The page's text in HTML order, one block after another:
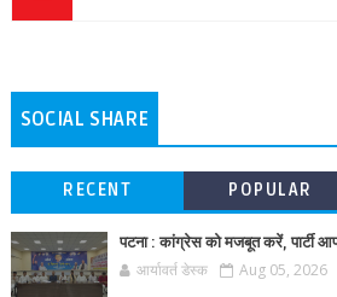
SOCIAL SHARE
RECENT POPULAR
पटना : कांग्रेस को मजबूत करें, पार्टी
आर्यावर्त डेस्क Aug 05, 2026